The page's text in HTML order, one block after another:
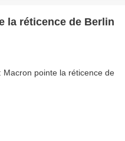
la réticence de Berlin